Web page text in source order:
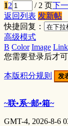
12 / 2 页下
返回列表 发新帖
快捷回复：
高级模式
B Color Image Link
您需要登录后才
本版积分规则 发
~联•系~邮•箱~
GMT-4, 2026-8-6